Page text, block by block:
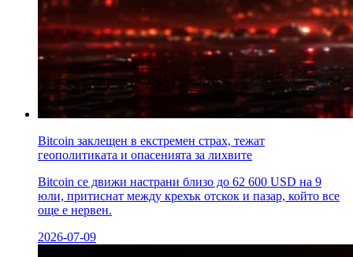
Bitcoin заклещен в екстремен страх, тежат
геополитиката и опасенията за лихвите
Bitcoin се движи настрани близо до 62 600 USD на 9
юли, притиснат между крехък отскок и пазар, който все
още е нервен.
2026-07-09